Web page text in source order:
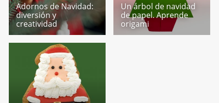
Adornos de Navidad:
diversión y
creatividad
Un árbol de navidad
de papel. Aprende
origami